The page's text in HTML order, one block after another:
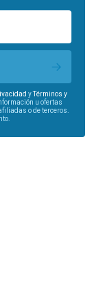
yTérminos y
u ofertas
o de terceros.